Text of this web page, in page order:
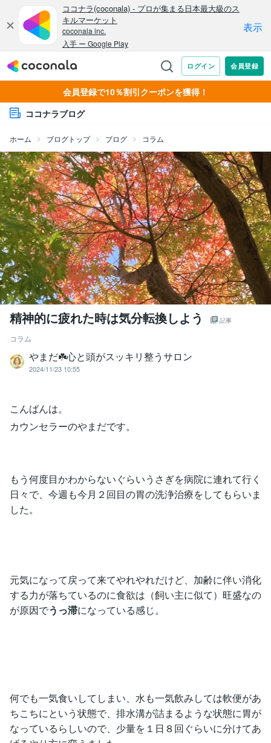
会員登録で10％割引クーポンを獲得！
ココナラブログ
ホーム ブログトップ ブログ コラム
精神的に疲れた時は気分転換しよう 記事
コラム
やまだ☘️心と頭がスッキリ整うサロン
2024/11/23 10:55
こんばんは。
カウンセラーのやまだです。
もう何度目かわからないぐらいうさぎを病院に連れて行く
日々で、今週も今月２回目の胃の洗浄治療をしてもらいま
した。
元気になって戻って来てやれやれだけど、加齢に伴い消化
する力が落ちているのに食欲は（飼い主に似て）旺盛なの
が原因でうっ滞になっている感じ。
何でも一気食いしてしまい、水も一気飲みしては軟便があ
ちこちにという状態で、排水溝が詰まるような状態に胃が
なっているらしいので、少量を１日８回ぐらいに分けてあ